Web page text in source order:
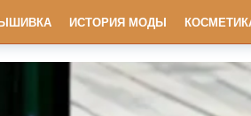
ИСТОРИЯ МОДЫ